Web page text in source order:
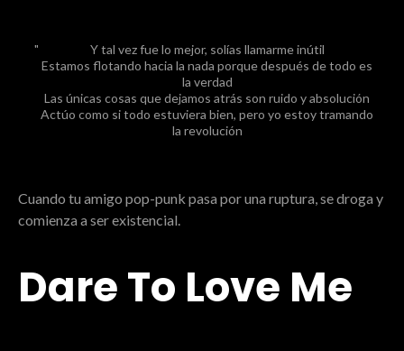
Y tal vez fue lo mejor, solías llamarme inútil
Estamos flotando hacia la nada porque después de todo es
la verdad
Las únicas cosas que dejamos atrás son ruido y absolución
Actúo como si todo estuviera bien, pero yo estoy tramando
la revolución
Cuando tu amigo pop-punk pasa por una ruptura, se droga y
comienza a ser existencial.
Dare To Love Me